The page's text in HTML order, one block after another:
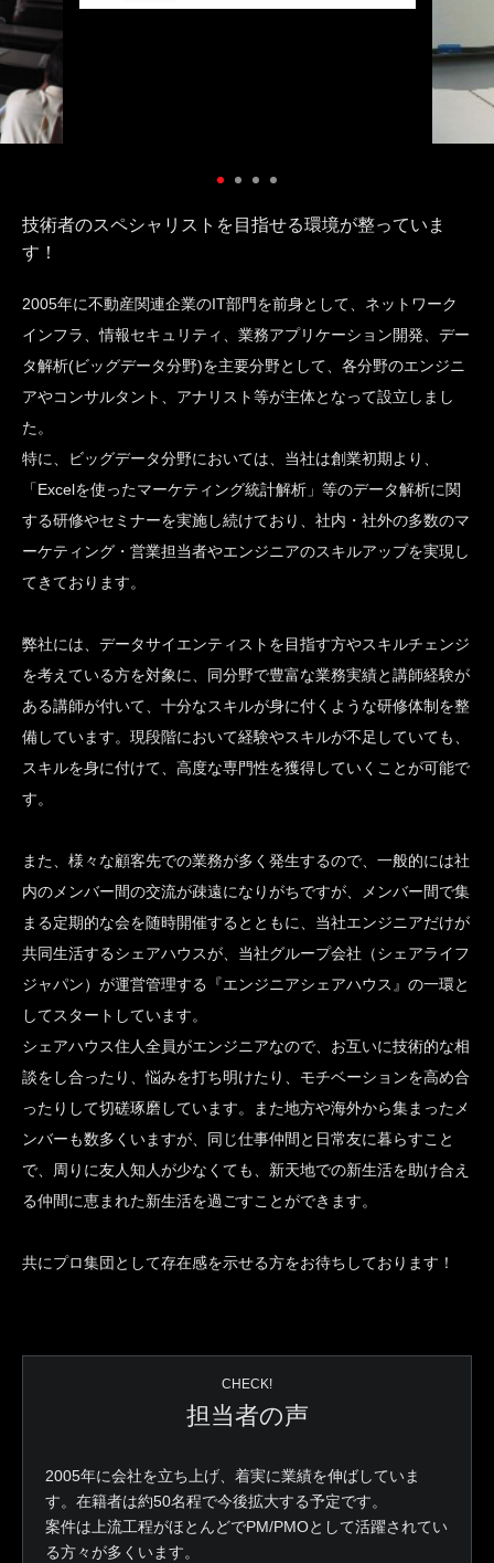
技術者のスペシャリストを目指せる環境が整っていま
す！
2005年に不動産関連企業のIT部門を前身として、ネットワーク
インフラ、情報セキュリティ、業務アプリケーション開発、デー
タ解析(ビッグデータ分野)を主要分野として、各分野のエンジニ
アやコンサルタント、アナリスト等が主体となって設立しまし
た。
特に、ビッグデータ分野においては、当社は創業初期より、
「Excelを使ったマーケティング統計解析」等のデータ解析に関
する研修やセミナーを実施し続けており、社内・社外の多数のマ
ーケティング・営業担当者やエンジニアのスキルアップを実現し
てきております。
弊社には、データサイエンティストを目指す方やスキルチェンジ
を考えている方を対象に、同分野で豊富な業務実績と講師経験が
ある講師が付いて、十分なスキルが身に付くような研修体制を整
備しています。現段階において経験やスキルが不足していても、
スキルを身に付けて、高度な専門性を獲得していくことが可能で
す。
また、様々な顧客先での業務が多く発生するので、一般的には社
内のメンバー間の交流が疎遠になりがちですが、メンバー間で集
まる定期的な会を随時開催するとともに、当社エンジニアだけが
共同生活するシェアハウスが、当社グループ会社（シェアライフ
ジャパン）が運営管理する『エンジニアシェアハウス』の一環と
してスタートしています。
シェアハウス住人全員がエンジニアなので、お互いに技術的な相
談をし合ったり、悩みを打ち明けたり、モチベーションを高め合
ったりして切磋琢磨しています。また地方や海外から集まったメ
ンバーも数多くいますが、同じ仕事仲間と日常友に暮らすこと
で、周りに友人知人が少なくても、新天地での新生活を助け合え
る仲間に恵まれた新生活を過ごすことができます。
共にプロ集団として存在感を示せる方をお待ちしております！
CHECK!
担当者の声
2005年に会社を立ち上げ、着実に業績を伸ばしていま
す。在籍者は約50名程で今後拡大する予定です。
案件は上流工程がほとんどでPM/PMOとして活躍されてい
る方々が多くいます。